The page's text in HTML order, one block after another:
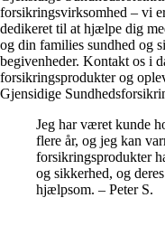
forsikringsvirksomhed – vi
dedikeret til at hjælpe dig
og din families sundhed og
begivenheder. Kontakt os i
forsikringsprodukter og
Gjensidige
Jeg har været kunde
flere år, og jeg kan
forsikringsprodukter
og sikkerhed, og
hjælpsom. – Peter S.